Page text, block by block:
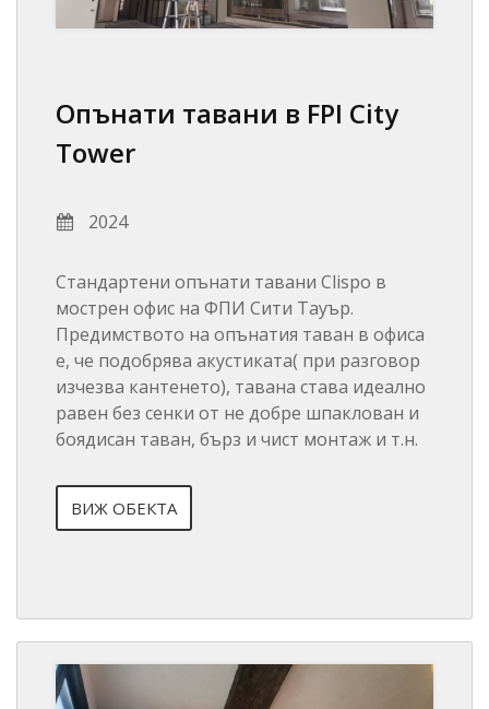
Опънати тавани в FPI City
Tower
2024
Стандартени опънати тавани Clispo в
мострен офис на ФПИ Сити Тауър.
Предимството на опънатия таван в офиса
е, че подобрява акустиката( при разговор
изчезва кантенето), тавана става идеално
равен без сенки от не добре шпаклован и
боядисан таван, бърз и чист монтаж и т.н.
ВИЖ ОБЕКТА